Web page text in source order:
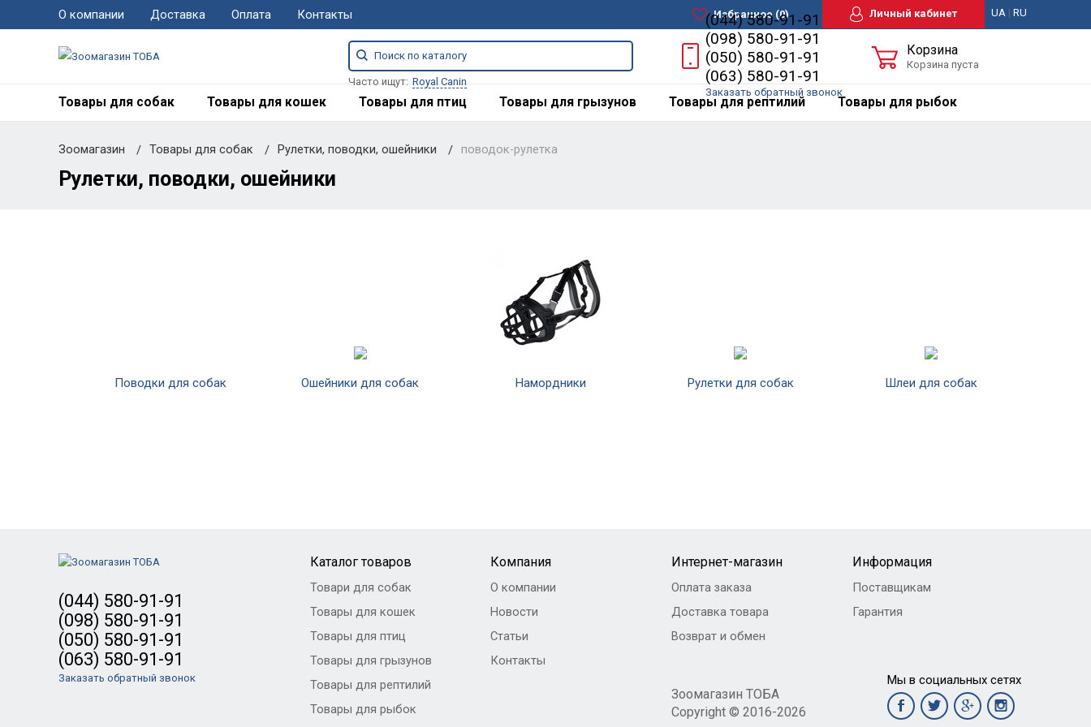
О компании Доставка Оплата Контакты Избранное(0) Личный кабинет UA| RU
Часто ищут: Royal Canin
(044) 580-91-91
(098) 580-91-91
(050) 580-91-91
(063) 580-91-91
Заказать обратный звонок
Корзина
Корзина пуста
Товары для собак Товары для кошек Товары для птиц Товары для грызунов Товары для рептилий Товары для рыбок
Зоомагазин Товары для собак Рулетки, поводки, ошейники поводок-рулетка
Рулетки, поводки, ошейники
Поводки для собак Ошейники для собак Намордники Рулетки для собак Шлеи для собак
(044) 580-91-91
(098) 580-91-91
(050) 580-91-91
(063) 580-91-91
Заказать обратный звонок
Каталог товаров
Товари для собак
Товары для кошек
Товары для птиц
Товары для грызунов
Товары для рептилий
Товары для рыбок
Компания
О компании
Новости
Статьи
Контакты
Интернет-магазин
Оплата заказа
Доставка товара
Возврат и обмен
Зоомагазин ТОБА
Copyright © 2016-2026
Информация
Поставщикам
Гарантия
Мы в социальных сетях